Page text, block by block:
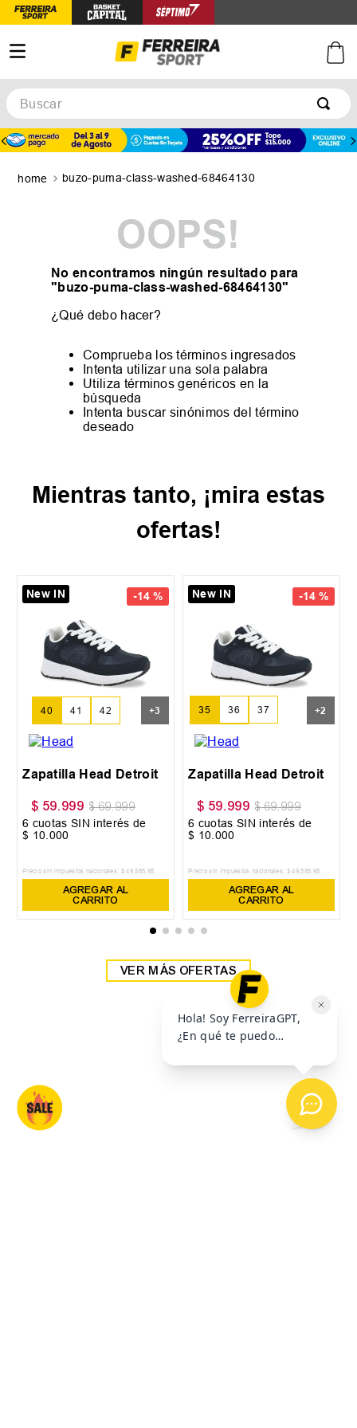
Buscar
buzo-puma-class-washed-68464130
OOPS!
No encontramos ningún resultado para
"buzo-puma-class-washed-68464130"
¿Qué debo hacer?
Comprueba los términos ingresados
Intenta utilizar una sola palabra
Utiliza términos genéricos en la
búsqueda
Intenta buscar sinónimos del término
deseado
Mientras tanto, ¡mira estas
ofertas!
-14 %
New IN
40 41 42 +3
Zapatilla Head Detroit
$ 59.999 $ 69.999
6 cuotas SIN interés de
$ 10 000
Precio sin impuestos nacionales: $ 49.585,95
AGREGAR AL
CARRITO
-14 %
New IN
35 36 37
38 39
+2
Zapatilla Head Detroit
$ 59.999 $ 69.999
6 cuotas SIN interés de
$ 10 000
Precio sin impuestos nacionales: $ 49.585,95
AGREGAR AL
CARRITO
VER MÁS OFERTAS
TÉRMINOS MÁS BUSCADOS
zapatillas
zapatillas mujer
zapatillas adidas